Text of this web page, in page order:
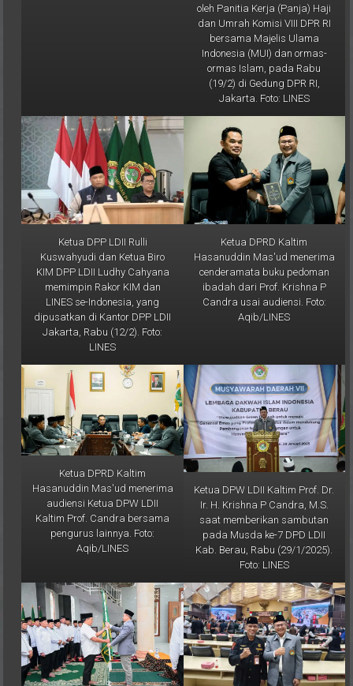
dan Umrah Komisi VIII DPR RI
bersama Majelis Ulama
Indonesia (MUI) dan ormas-
ormas Islam, pada Rabu
(19/2) di Gedung DPR RI,
Jakarta. Foto: LINES
Ketua DPP LDII Rulli
Kuswahyudi dan Ketua Biro
KIM DPP LDII Ludhy Cahyana
memimpin Rakor KIM dan
LINES se-Indonesia, yang
dipusatkan di Kantor DPP LDII
Jakarta, Rabu (12/2). Foto:
LINES
Ketua DPRD Kaltim
Hasanuddin Mas'ud menerima
cenderamata buku pedoman
ibadah dari Prof. Krishna P
Candra usai audiensi. Foto:
Aqib/LINES
Ketua DPRD Kaltim
Hasanuddin Mas'ud menerima
audiensi Ketua DPW LDII
Kaltim Prof. Candra bersama
pengurus lainnya. Foto:
Aqib/LINES
Ketua DPW LDII Kaltim Prof. Dr.
Ir. H. Krishna P Candra, M.S.
saat memberikan sambutan
pada Musda ke-7 DPD LDII
Kab. Berau, Rabu (29/1/2025).
Foto: LINES